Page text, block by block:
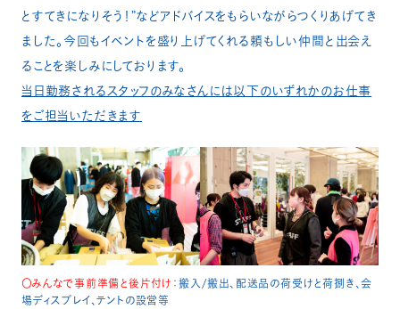
とすてきになりそう！”などアドバイスをもらいながらつくりあげてき
ました。今回もイベントを盛り上げてくれる頼もしい仲間と出会え
ることを楽しみにしております。
当日勤務されるスタッフのみなさんには以下のいずれかのお仕事
をご担当いただきます
〇みんなで事前準備と後片付け ：搬入/搬出、配送品の荷受けと荷捌き、会
場ディスプレイ、テントの設営等